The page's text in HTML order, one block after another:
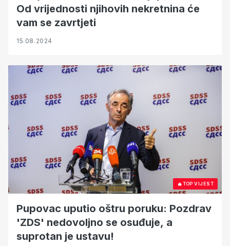
Od vrijednosti njihovih nekretnina će
vam se zavrtjeti
15.08.2024
🔥TOP VIJEST
Pupovac uputio oštru poruku: Pozdrav
'ZDS' nedovoljno se osuđuje, a
suprotan je ustavu!